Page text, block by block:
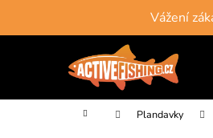
obsah
Vážení
Domů Plandavky
o
k
Zpět
Zpět